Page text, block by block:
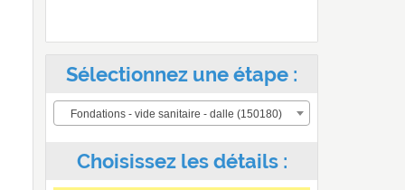
Sélectionnez une étape :
Fondations - vide sanitaire - dalle (150180)
Choisissez les détails :